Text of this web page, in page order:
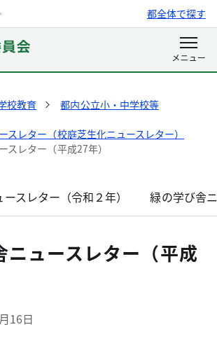
都全体で探す
校教育
都内公立小・中学校等
スレター（校庭芝生化ニュースレター）
スレター（平成27年）
スレター（令和２年） 緑の学び舎
ニュースレター（平成
16日